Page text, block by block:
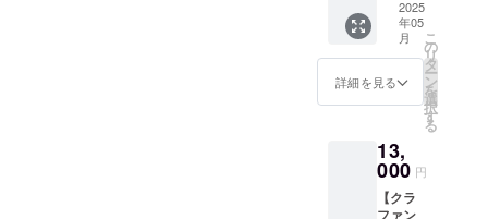
うな、
温かい
が込め
られて
ひア
ファ
メー
ション
VITACE
氣質
カード
の個性
を輝か
氣質診
断に基
づいた
メッ
カード
青龍、
朱雀、
麒麟、
白虎、
なたを
力強く
サポー
ト ＊
級氣質
診断士
検定講
座セッ
ト 「60
ピー
カー
手に、
ドセッ
ト＋ガ
イド
ブック
＋手書
きのお
気持ち
を込め
て商品
発送時
2025
年05
月
詳細を見る
こ
の
リ
タ
ー
ン
を
選
択
す
る
13,
000 円
【クラ